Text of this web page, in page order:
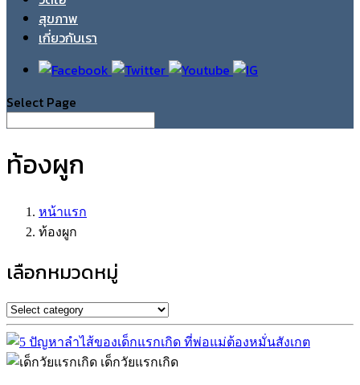
สุขภาพ
เกี่ยวกับเรา
Select Page
ท้องผูก
หน้าแรก
ท้องผูก
เลือกหมวดหมู่
เด็กวัยแรกเกิด